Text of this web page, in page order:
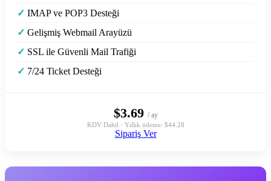
✓ IMAP ve POP3 Desteği
✓ Gelişmiş Webmail Arayüzü
✓ SSL ile Güvenli Mail Trafiği
✓ 7/24 Ticket Desteği
$3.69 / ay
KDV Dahil · Yıllık ödeme: $44.28
Sipariş Ver